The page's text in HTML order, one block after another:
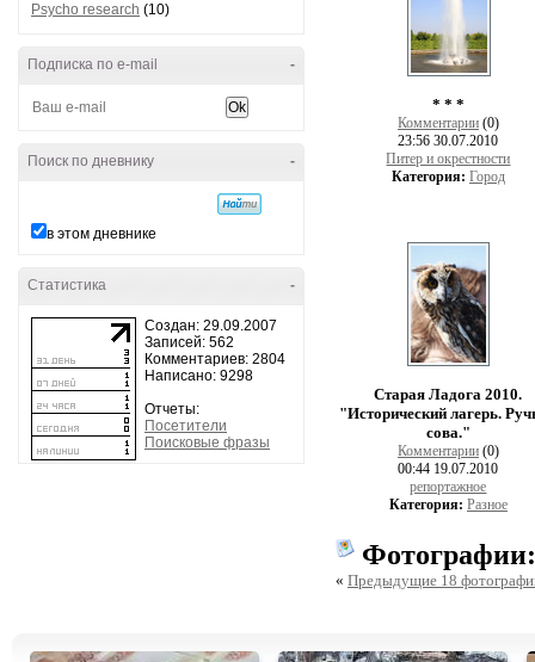
Psycho research (10)
-
Подписка по e-mail
-
Поиск по дневнику
в этом дневнике
-
Статистика
Создан: 29.09.2007
Записей: 562
Комментариев: 2804
Написано: 9298
Отчеты:
Посетители
Поисковые фразы
* * *
Комментарии (0)
23:56 30.07.2010
Питер и окрестности
Категория: Город
Старая Ладога 2010.
"Исторический лагерь.
сова."
Комментарии (0)
00:44 19.07.2010
репортажное
Категория: Разное
Фотографии:
« Предыдущие 18